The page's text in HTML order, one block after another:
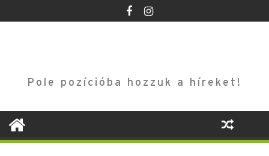
to
Pole pozícióba hozzuk a híreket!